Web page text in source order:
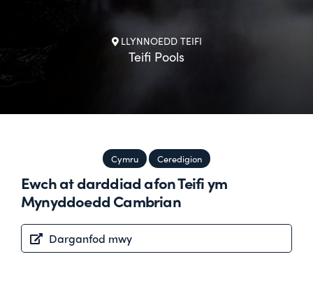
LLYNNOEDD TEIFI
Teifi Pools
Cymru Ceredigion
Ewch at darddiad afon Teifi ym
Mynyddoedd Cambrian
Darganfod mwy